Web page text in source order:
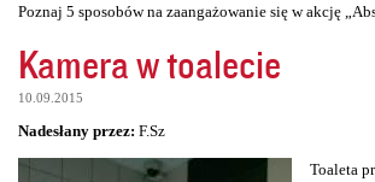
Poznaj 5 sposobów na zaangażowanie się w akcję
Kamera w toalecie
10.09.2015
Nadesłany przez: F.Sz
Toaleta